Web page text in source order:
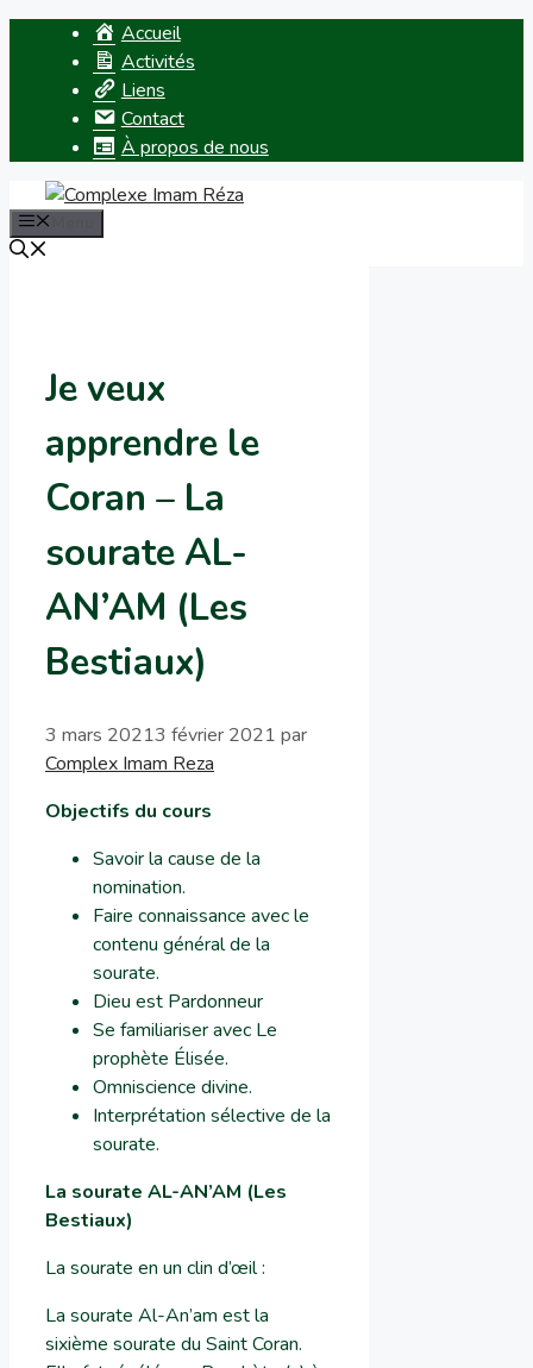
contenu
Accueil
Activités
Liens
Contact
À propos de nous
Je veux
apprendre le
Coran – La
sourate AL-
AN’AM (Les
Bestiaux)
3 mars 20213 février 2021 par
Complex Imam Reza
Objectifs du cours
Savoir la cause de la
nomination.
Faire connaissance avec le
contenu général de la
sourate.
Dieu est Pardonneur
Se familiariser avec Le
prophète Élisée.
Omniscience divine.
Interprétation sélective de la
sourate.
La sourate AL-AN’AM (Les
Bestiaux)
La sourate en un clin d’œil :
La sourate Al-An’am est la
sixième sourate du Saint Coran.